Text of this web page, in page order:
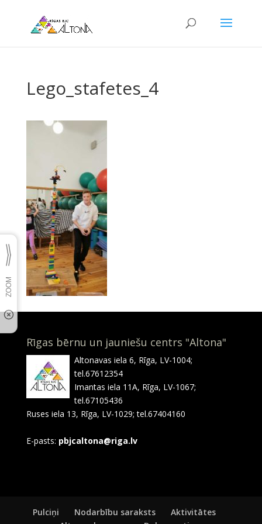
Lego_stafetes_4
Rīgas bērnu un jauniešu centrs "Altona"
Altonavas iela 6, Rīga, LV-1004;
tel.67612354
Imantas iela 11A, Rīga, LV-1067;
tel.67105436
Ruses iela 13, Rīga, LV-1029; tel.67404160
E-pasts: pbjcaltona@riga.lv
Pulciņi Nodarbību saraksts
Aktivitātes